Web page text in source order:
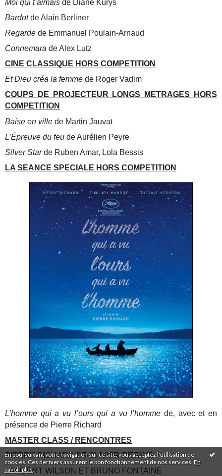
En poursuivant votre navigation sur ce site, vous acceptez l'utilisation de
cookies. Ces derniers assurent le bon fonctionnement de nos services. En
savoir plus.
Moi qui t’aimais de Diane Kurys
Bardotde Alain Berliner
Regarde de Emmanuel Poulain-Arnaud
Connemara de Alex Lutz
CINE CLASSIQUE HORS COMPETITION
Et Dieu créa la femmede Roger Vadim
COUPS DE PROJECTEUR LONGS METRAGES HORS
COMPETITION
Baise en ville de Martin Jauvat
L’Épreuve du feude Aurélien Peyre
Silver Starde Ruben Amar, Lola Bessis
LA SEANCE SPECIALE HORS COMPETITION
L’homme qui a vu l’ours qui a vu l’homme de, avec et en
présence de Pierre Richard
MASTER CLASS / RENCONTRES
PIERRE RICHARD ET OLIVIER DEFAYS
LAMBERT WILSON ET BRUNO FONTAINE